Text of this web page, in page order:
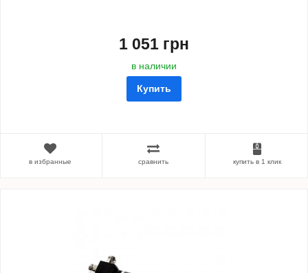
1 051 грн
в наличии
Купить
в избранные сравнить купить в 1 клик